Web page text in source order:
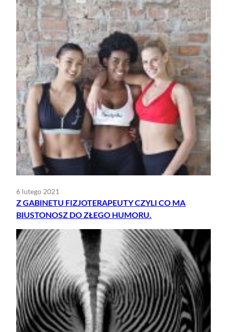
6 lutego 2021
Z GABINETU FIZJOTERAPEUTY CZYLI CO MA
BIUSTONOSZ DO ZŁEGO HUMORU.